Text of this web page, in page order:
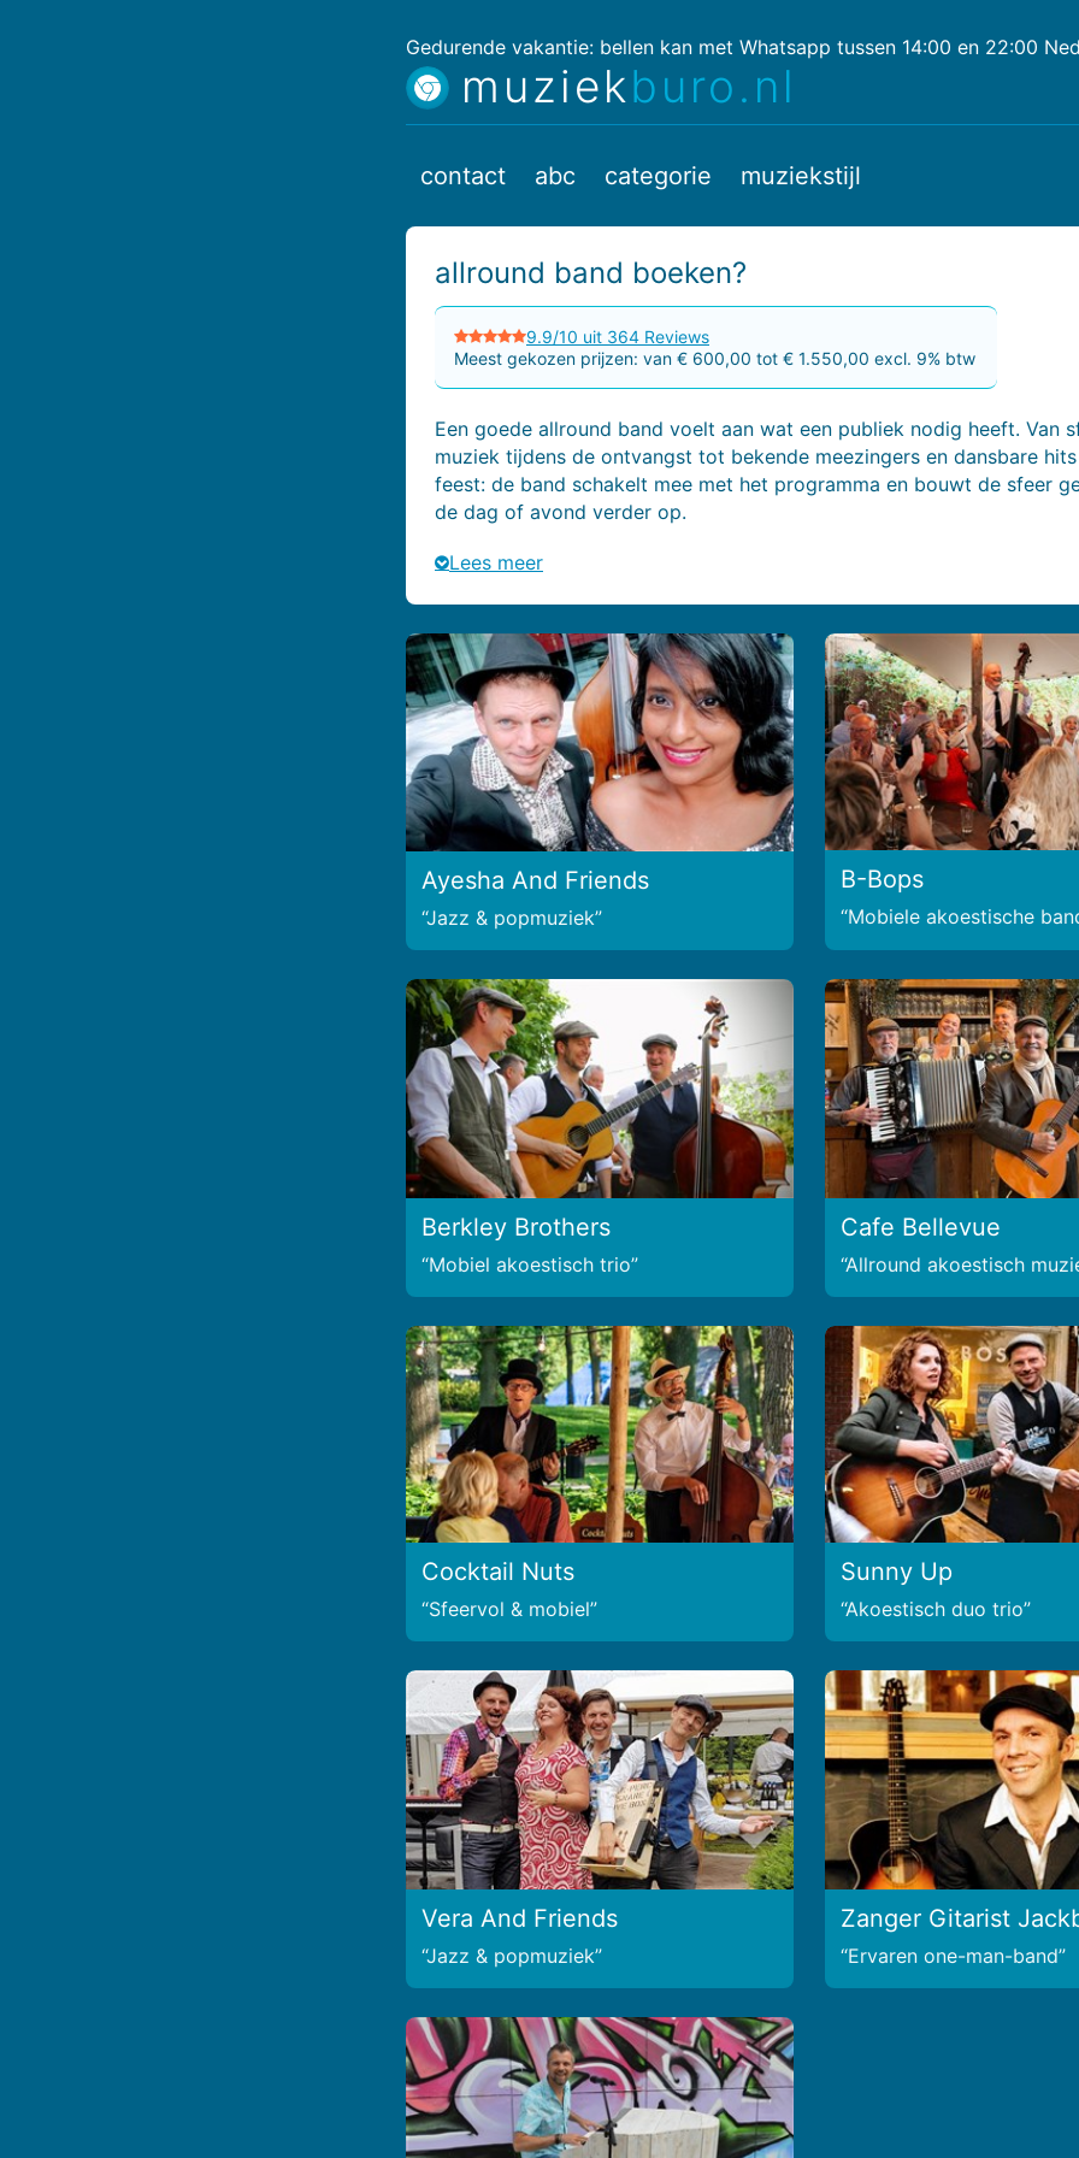
Gedurende vakantie: bellen kan met Whatsapp tussen 14:00 en 22:00
muziekburo.nl
allround band boeken?
9.9/10 uit 364 Reviews
Meest gekozen prijzen: van € 600,00 tot € 1.550,00 excl. 9% btw
Een goede allround band voelt aan wat een publiek nodig heeft. Van
muziek tijdens de ontvangst tot bekende meezingers en dansbare
feest: de band schakelt mee met het programma en bouwt de sfeer
de dag of avond verder op.
Lees meer
Ayesha And Friends
Jazz & popmuziek
B-Bops
Mobiele akoestische
Berkley Brothers
Mobiel akoestisch trio
Cafe Bellevue
Allround akoestisch
Cocktail Nuts
Sfeervol & mobiel
Sunny Up
Akoestisch duo trio
Vera And Friends
Jazz & popmuziek
Zanger Gitarist
Ervaren one-man-band
contact abc categorie muziekstijl